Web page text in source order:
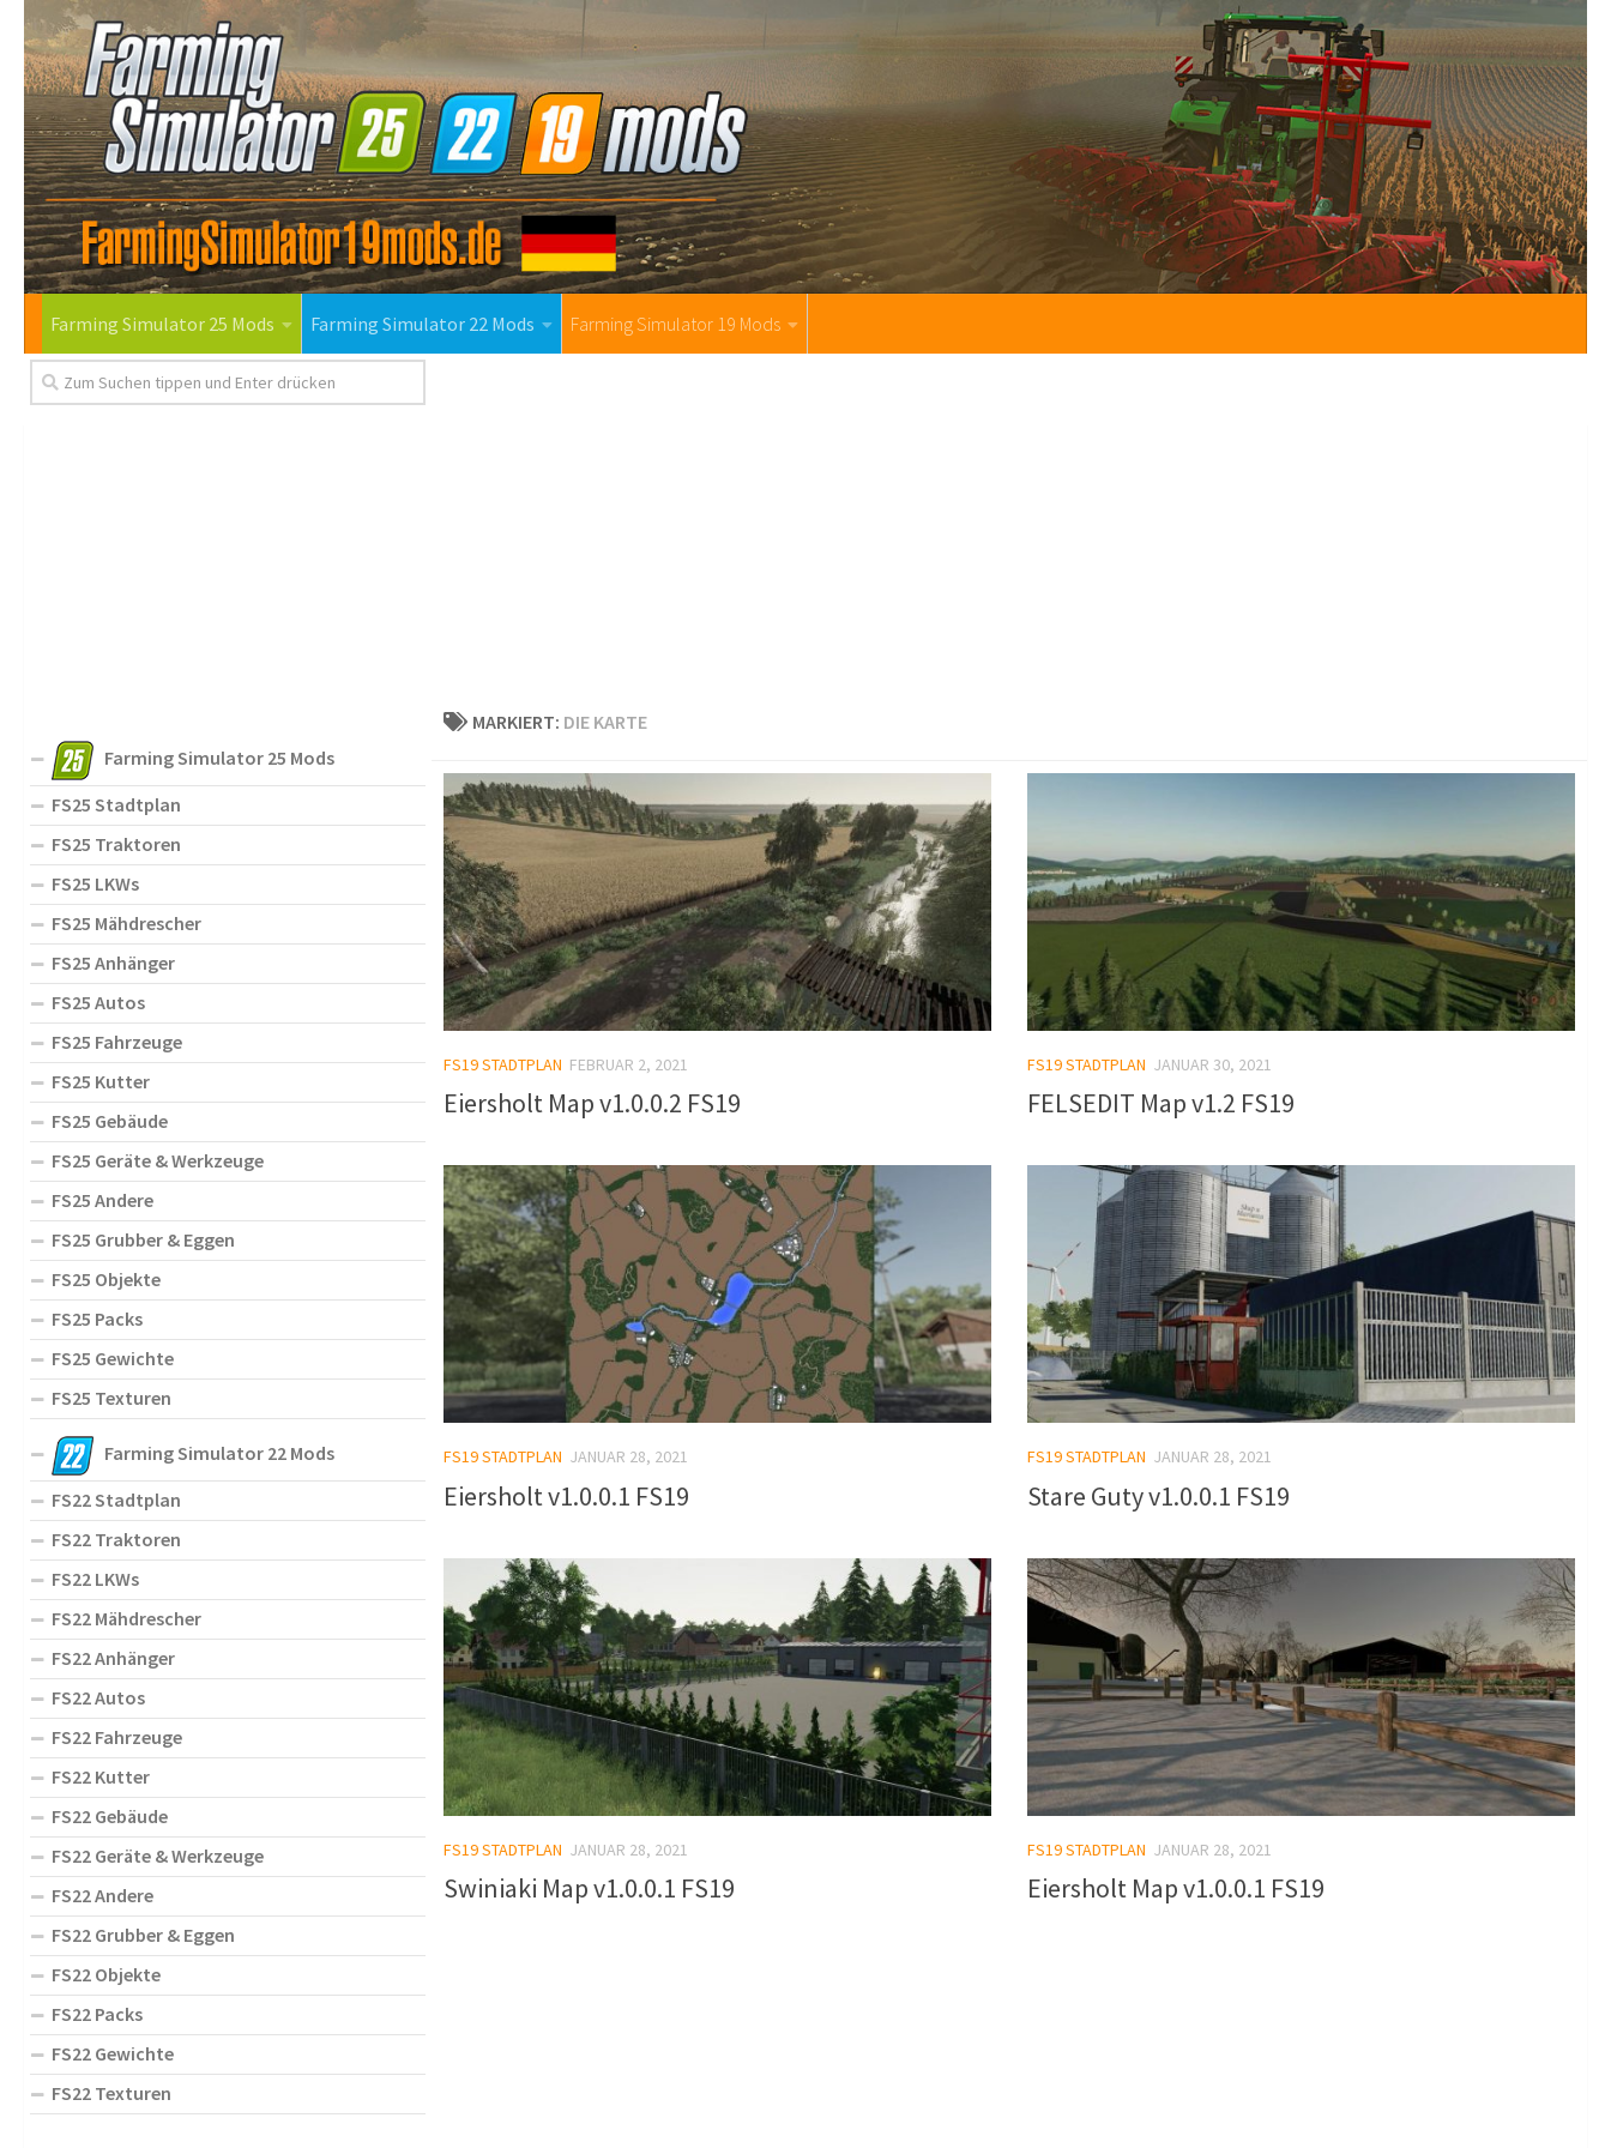
Farming Simulator 25 Mods Farming Simulator 22 Mods Farming Simulator 19 Mods
MARKIERT: DIE KARTE
FS19 STADTPLAN FEBRUAR 2, 2021
Eiersholt Map v1.0.0.2 FS19
FS19 STADTPLAN JANUAR 30, 2021
FELSEDIT Map v1.2 FS19
FS19 STADTPLAN JANUAR 28, 2021
Eiersholt v1.0.0.1 FS19
FS19 STADTPLAN JANUAR 28, 2021
Stare Guty v1.0.0.1 FS19
FS19 STADTPLAN JANUAR 28, 2021
Swiniaki Map v1.0.0.1 FS19
FS19 STADTPLAN JANUAR 28, 2021
Eiersholt Map v1.0.0.1 FS19
Farming Simulator 25 Mods
FS25 Stadtplan
FS25 Traktoren
FS25 LKWs
FS25 Mähdrescher
FS25 Anhänger
FS25 Autos
FS25 Fahrzeuge
FS25 Kutter
FS25 Gebäude
FS25 Geräte & Werkzeuge
FS25 Andere
FS25 Grubber & Eggen
FS25 Objekte
FS25 Packs
FS25 Gewichte
FS25 Texturen
Farming Simulator 22 Mods
FS22 Stadtplan
FS22 Traktoren
FS22 LKWs
FS22 Mähdrescher
FS22 Anhänger
FS22 Autos
FS22 Fahrzeuge
FS22 Kutter
FS22 Gebäude
FS22 Geräte & Werkzeuge
FS22 Andere
FS22 Grubber & Eggen
FS22 Objekte
FS22 Packs
FS22 Gewichte
FS22 Texturen